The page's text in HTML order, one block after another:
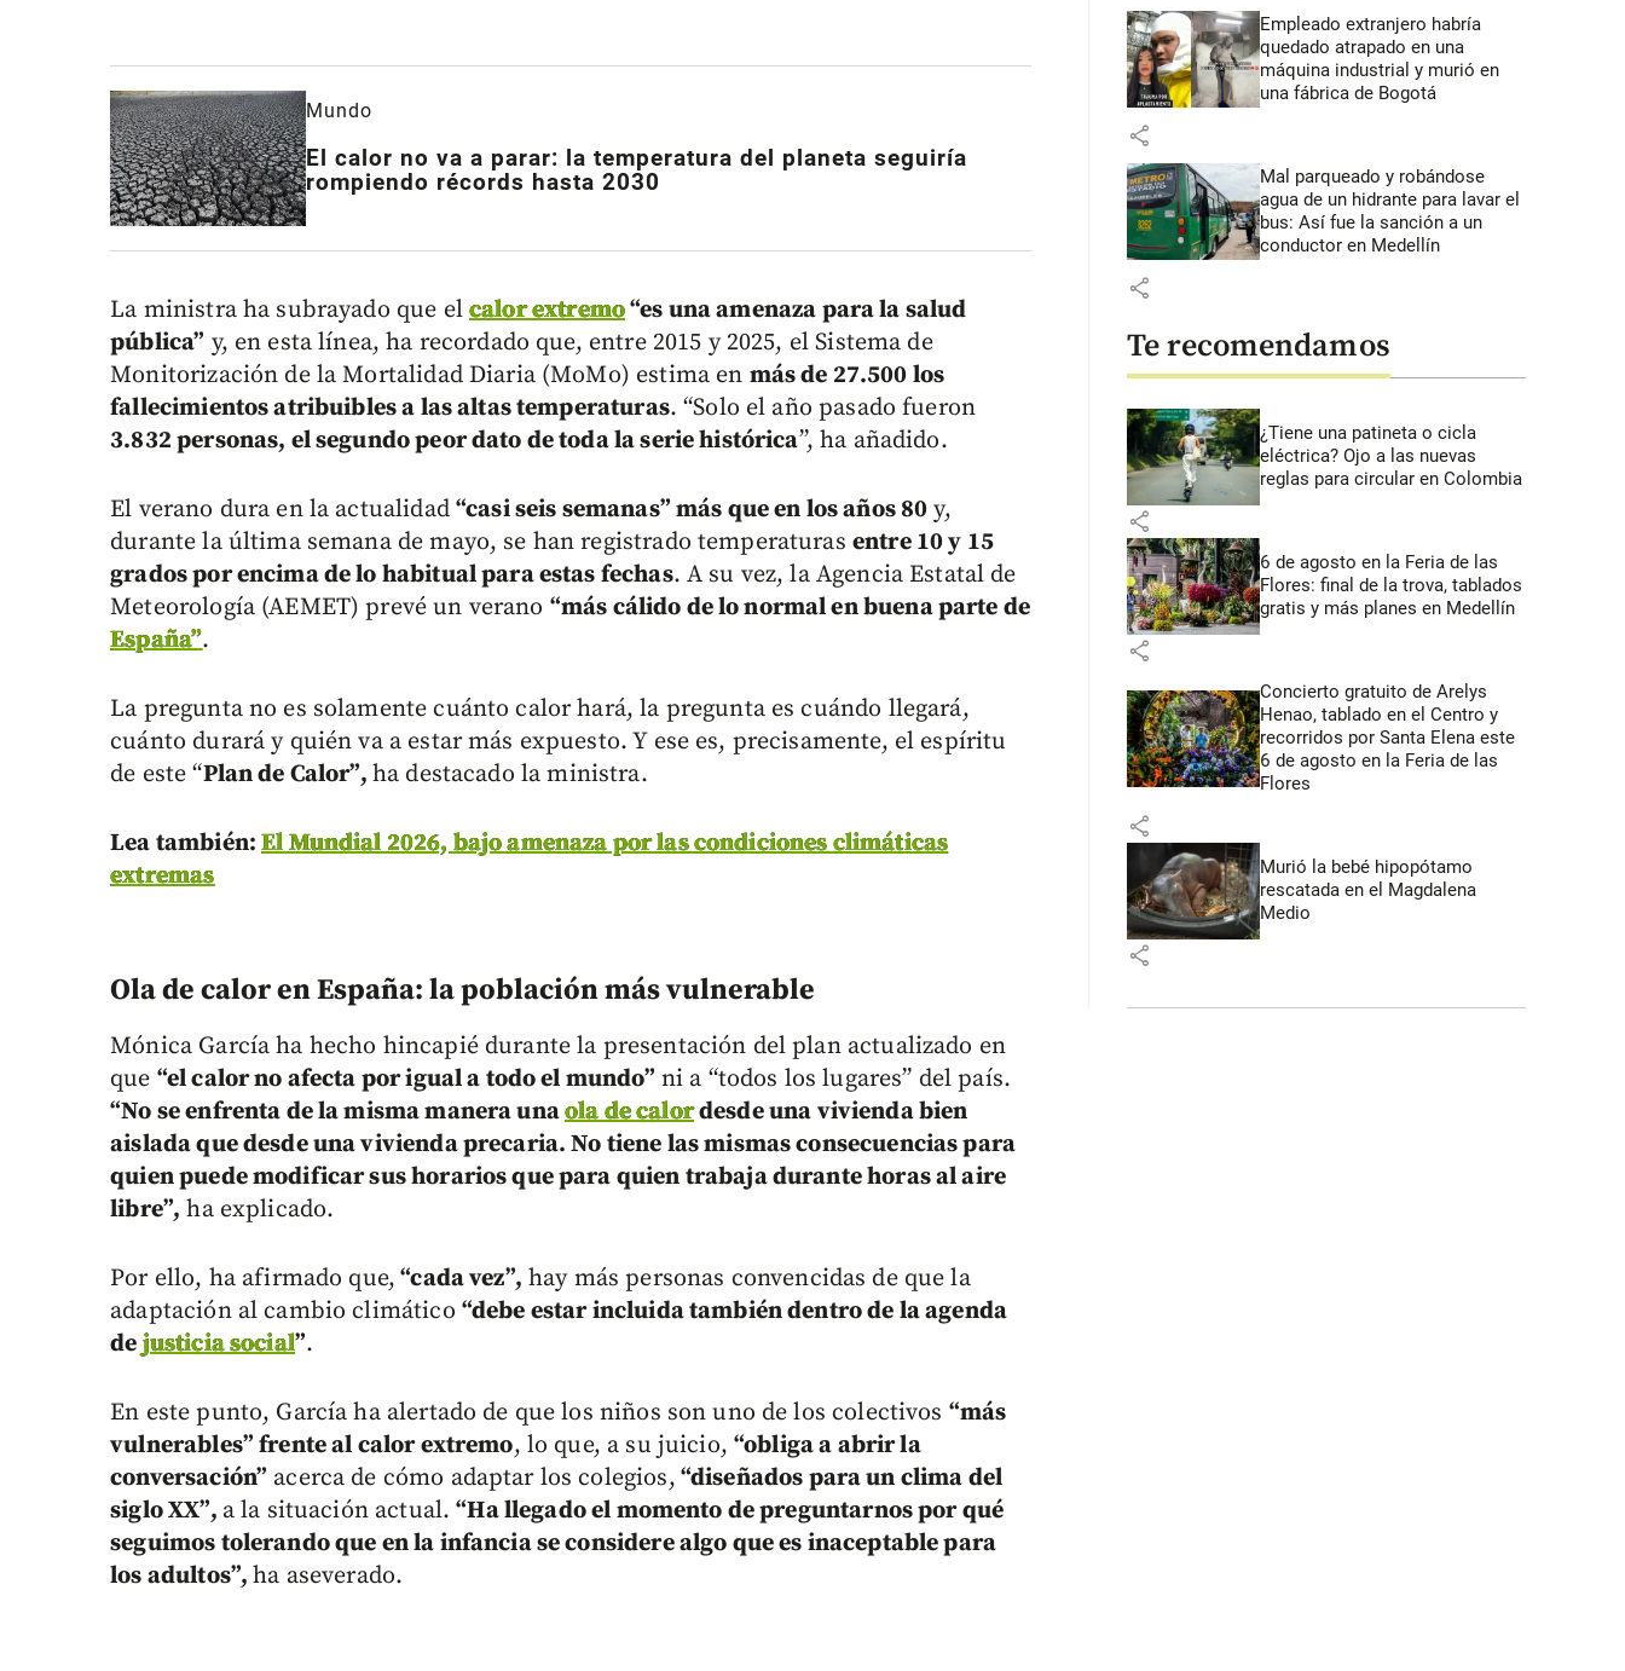
Mundo
El calor no va a parar: la temperatura del planeta seguiría
rompiendo récords hasta 2030
La ministra ha subrayado que el calor extremo“es una amenaza para la salud
pública” y, en esta línea, ha recordado que, entre 2015 y 2025, el Sistema de
Monitorización de la Mortalidad Diaria (MoMo) estima en más de 27.500 los
fallecimientos atribuibles a las altas temperaturas. “Solo el año pasado fueron
3.832 personas, el segundo peor dato de toda la serie histórica”, ha añadido.
El verano dura en la actualidad “casi seis semanas” más que en los años 80 y,
durante la última semana de mayo, se han registrado temperaturas entre 10 y 15
grados por encima de lo habitual para estas fechas. A su vez, la Agencia Estatal de
Meteorología (AEMET) prevé un verano “más cálido de lo normal en buena parte de
España”.
La pregunta no es solamente cuánto calor hará, la pregunta es cuándo llegará,
cuánto durará y quién va a estar más expuesto. Y ese es, precisamente, el espíritu
de este “Plan de Calor”, ha destacado la ministra.
Lea también:El Mundial 2026, bajo amenaza por las condiciones climáticas
extremas
Ola de calor en España: la población más vulnerable
Mónica García ha hecho hincapié durante la presentación del plan actualizado en
que “el calor no afecta por igual a todo el mundo” ni a “todos los lugares” del país.
“No se enfrenta de la misma manera unaola de calordesde una vivienda bien
aislada que desde una vivienda precaria. No tiene las mismas consecuencias para
quien puede modificar sus horarios que para quien trabaja durante horas al aire
libre”, ha explicado.
Por ello, ha afirmado que, “cada vez”, hay más personas convencidas de que la
adaptación al cambio climático “debe estar incluida también dentro de la agenda
de justicia social”.
En este punto, García ha alertado de que los niños son uno de los colectivos “más
vulnerables” frente al calor extremo, lo que, a su juicio,“obliga a abrir la
conversación” acerca de cómo adaptar los colegios, “diseñados para un clima del
siglo XX”, a la situación actual.“Ha llegado el momento de preguntarnos por qué
seguimos tolerando que en la infancia se considere algo que es inaceptable para
los adultos”,ha aseverado.
Empleado extranjero habría
quedado atrapado en una
máquina industrial y murió en
una fábrica de Bogotá
share
Mal parqueado y robándose
agua de un hidrante para lavar el
bus: Así fue la sanción a un
conductor en Medellín
share
Te recomendamos
¿Tiene una patineta o cicla
eléctrica? Ojo a las nuevas
reglas para circular en Colombia
share
6 de agosto en la Feria de las
Flores: final de la trova, tablados
gratis y más planes en Medellín
share
Concierto gratuito de Arelys
Henao, tablado en el Centro y
recorridos por Santa Elena este
6 de agosto en la Feria de las
Flores
share
Murió la bebé hipopótamo
rescatada en el Magdalena
Medio
share